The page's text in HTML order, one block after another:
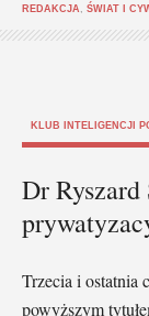
REDAKCJA
ŚWIAT I
KLUB INTELIGENCJI
Dr
Trzecia i ostatnia
powyższym